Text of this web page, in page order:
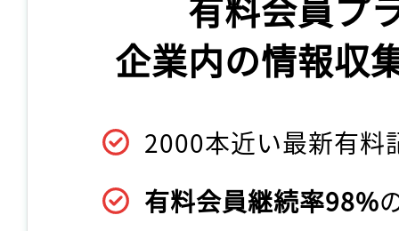
企業内の情報収
2000本近い最新有料
有料会員継続率98%